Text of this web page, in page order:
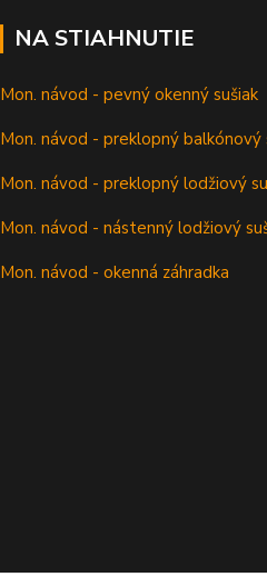
NA STIAHNUTIE
Mon. návod - pevný okenný sušiak
Mon. návod - preklopný balkónový
Mon. návod - preklopný lodžiový
Mon. návod - nástenný lodžiový
Mon. návod - okenná záhradka